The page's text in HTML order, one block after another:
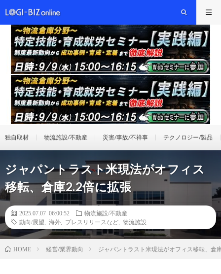
独自取材 物流施設/不動産 災害/事故/不祥事 テクノロジー/製品
ジャパントラスト米現法がオフィス
移転、倉庫2.2倍に拡張
2025.07.07 06:00:52
物流施設/不動産
動向/展望
海外 プレスリリースなど 物流施設
HOME 経営/業界動向 ジャパントラスト米現法がオフィス移転、倉